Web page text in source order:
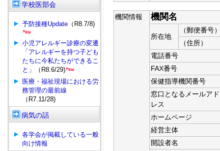
学校医部会
予防接種Update （R8.7/8)
小児アレルギー診療の変遷
「アレルギーを持つ子ども
たちに今私たちができるこ
と」
（R8.6/29)
医療・福祉現場における労
務管理の最前線
（R7.11/28)
病気の話
各学会が掲載している一般
向け情報
機関情報 機関名
所在地
（郵便番号
（住所）
電話番号
FAX番号
保健指導機関番号
窓口となるメールアド
レス
ホームページ
経営主体
開設者名